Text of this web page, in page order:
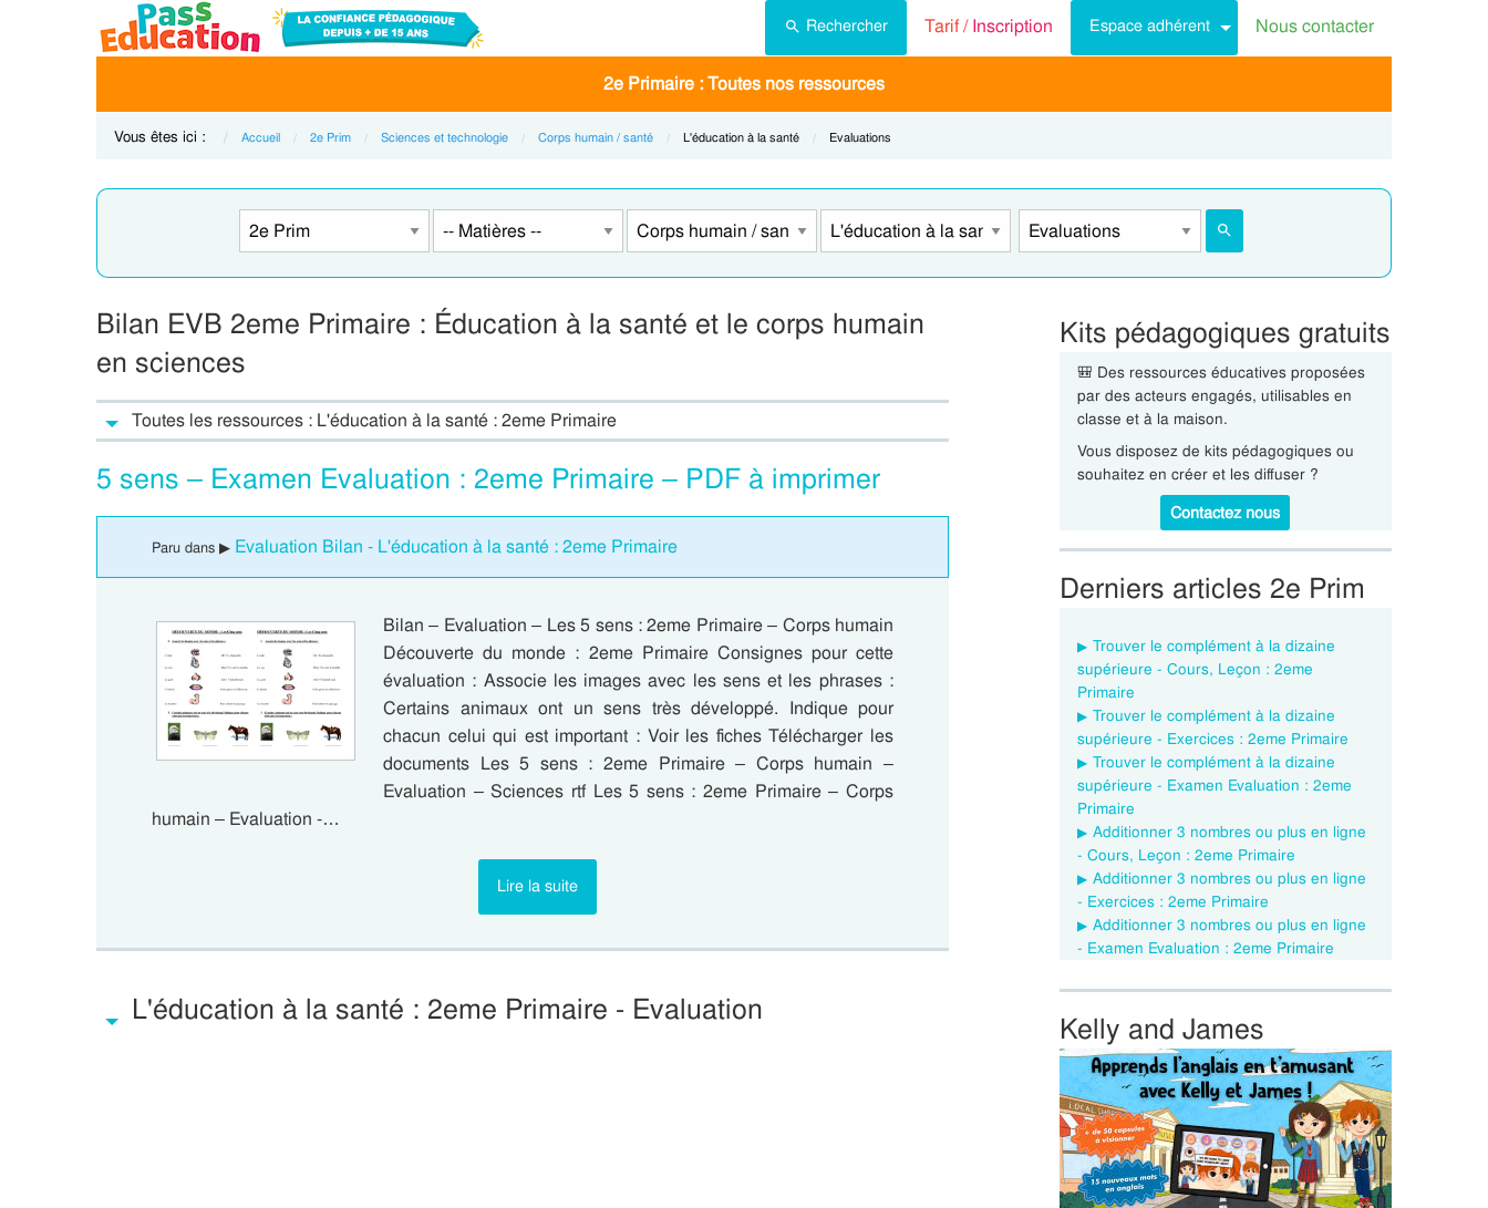
Rechercher Tarif /Inscription Espace adhérent Nous contacter
2e Primaire : Toutes nos ressources
Vous êtes ici : Accueil 2e Prim Sciences et technologie Corps humain / santé Current:
L'éducation à la santé Current:
Evaluations
Bilan EVB 2eme Primaire : Éducation à la santé et le corps humain
en sciences
Toutes les ressources : L'éducation à la santé : 2eme Primaire
5 sens – Examen Evaluation : 2eme Primaire – PDF à imprimer
Paru dans ▶ Evaluation Bilan - L'éducation à la santé : 2eme Primaire
Bilan – Evaluation – Les 5 sens : 2eme Primaire – Corps humain
Découverte du monde : 2eme Primaire Consignes pour cette
évaluation : Associe les images avec les sens et les phrases :
Certains animaux ont un sens très développé. Indique pour
chacun celui qui est important : Voir les fiches Télécharger les
documents Les 5 sens : 2eme Primaire – Corps humain –
Evaluation – Sciences rtf Les 5 sens : 2eme Primaire – Corps
humain – Evaluation -…
Lire la suite
L'éducation à la santé : 2eme Primaire - Evaluation
Kits pédagogiques gratuits
🎒 Des ressources éducatives proposées
par des acteurs engagés, utilisables en
classe et à la maison.
Vous disposez de kits pédagogiques ou
souhaitez en créer et les diffuser ?
Contactez nous
Derniers articles 2e Prim
Trouver le complément à la dizaine
supérieure - Cours, Leçon : 2eme
Primaire
Trouver le complément à la dizaine
supérieure - Exercices : 2eme Primaire
Trouver le complément à la dizaine
supérieure - Examen Evaluation : 2eme
Primaire
Additionner 3 nombres ou plus en ligne
- Cours, Leçon : 2eme Primaire
Additionner 3 nombres ou plus en ligne
- Exercices : 2eme Primaire
Additionner 3 nombres ou plus en ligne
- Examen Evaluation : 2eme Primaire
Kelly and James